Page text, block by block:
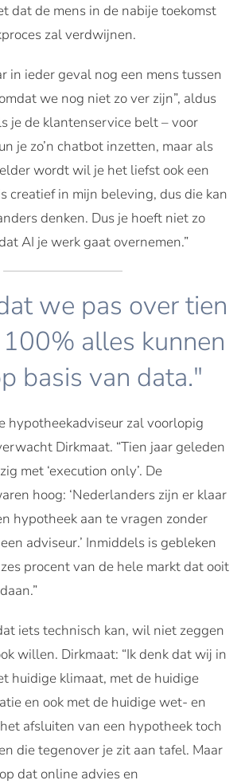
dat de mens in de nabije toekomst
zal verdwijnen.
in ieder geval nog een mens tussen
we nog niet zo ver zijn”, aldus
je de klantenservice belt – voor
je zo’n chatbot inzetten, maar als
wordt wil je het liefst ook een
creatief in mijn beleving, dus die kan
denken. Dus je hoeft niet zo
AI je werk gaat overnemen.”
we pas over tien
alles kunnen
basis van data."
hypotheekadviseur zal voorlopig
Dirkmaat. “Tien jaar geleden
met ‘execution only’. De
hoog: ‘Nederlanders zijn er klaar
hypotheek aan te vragen zonder
adviseur.’ Inmiddels is gebleken
procent van de hele markt dat ooit
iets technisch kan, wil niet zeggen
willen. Dirkmaat: “Ik denk dat wij in
huidige klimaat, met de huidige
en ook met de huidige wet- en
afsluiten van een hypotheek toch
die tegenover je zit aan tafel. Maar
dat online advies en